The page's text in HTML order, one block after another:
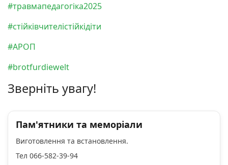
#травмапедагогiка2025
#cтійківчителістійкідіти
#АРОП
#brotfurdiewelt
Зверніть увагу!
Пам'ятники та меморіали
Виготовлення та встановлення.
Тел 066-582-39-94